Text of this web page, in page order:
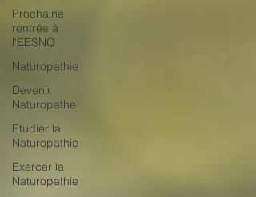
Prochaine
rentrée à
l'EESNQ
Naturopathie
Devenir
Naturopathe
Etudier la
Naturopathie
Exercer la
Naturopathie